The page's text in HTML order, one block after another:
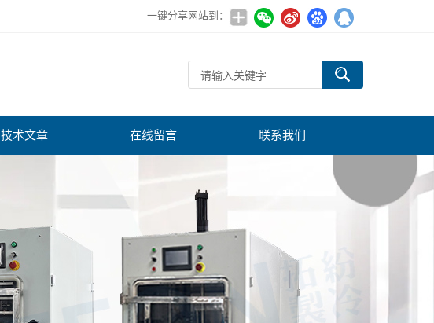
一键分享网站到：
技术文章 在线留言 联系我们